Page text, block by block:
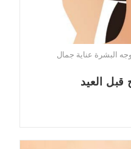
البشرة عناية جمال
قبل العيد